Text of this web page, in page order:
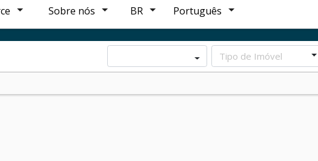
Sobre nós BR Português
Tipo de Imóvel